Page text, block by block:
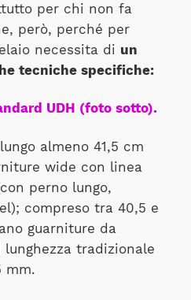
per chi non fa
però, perché per
necessita di un
tecniche specifiche:
UDH (foto sotto).
almeno 41,5 cm
wide con linea
perno lungo,
compreso tra 40,5 e
guarniture da
tradizionale
mm.